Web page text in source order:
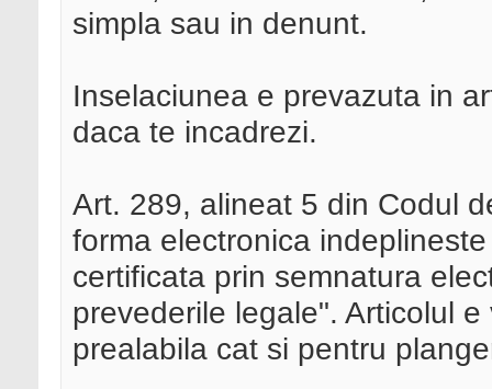
simpla sau in denunt.
Inselaciunea e prevazuta in
daca te incadrezi.
Art. 289, alineat 5 din Codul
forma electronica
certificata prin semnatura
prevederile legale". Articolul
prealabila cat si pentru